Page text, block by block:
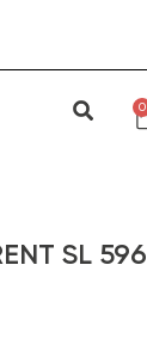
0
SL 596